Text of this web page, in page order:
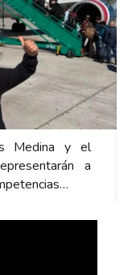
Medina y el
a